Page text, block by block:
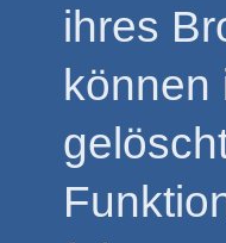
ihres
können